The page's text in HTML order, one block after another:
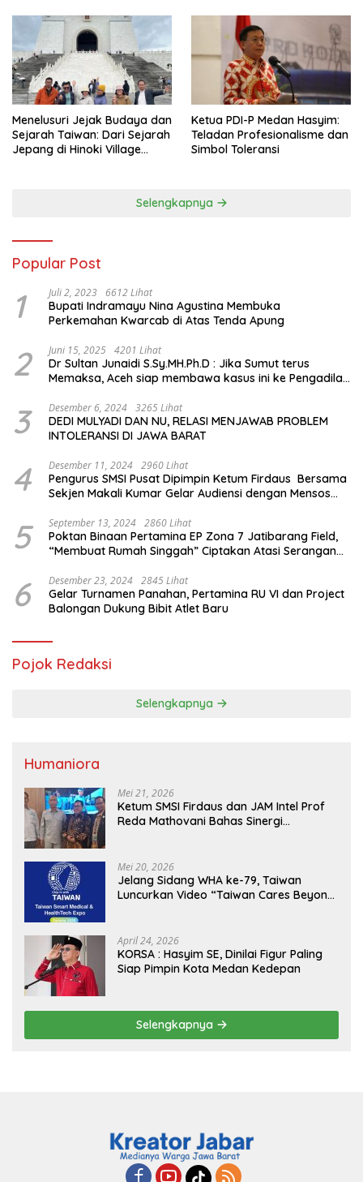
Menelusuri Jejak Budaya dan
Sejarah Taiwan: Dari Sejarah
Jepang di Hinoki Village
Ketua PDI-P Medan Hasyim:
Teladan Profesionalisme dan
Simbol Toleransi
Selengkapnya
Popular Post
1 Juli 2, 2023 6612 Lihat
Bupati Indramayu Nina Agustina Membuka
Perkemahan Kwarcab di Atas Tenda Apung
2 Juni 15, 2025 4201 Lihat
Dr Sultan Junaidi S.Sy.MH.Ph.D : Jika Sumut terus
Memaksa, Aceh siap membawa kasus ini ke Pengadilan
3 Desember 6, 2024 3265 Lihat
DEDI MULYADI DAN NU, RELASI MENJAWAB PROBLEM
INTOLERANSI DI JAWA BARAT
4 Desember 11, 2024 2960 Lihat
Pengurus SMSI Pusat Dipimpin Ketum Firdaus Bersama
Sekjen Makali Kumar Gelar Audiensi dengan Mensos
5 September 13, 2024 2860 Lihat
Poktan Binaan Pertamina EP Zona 7 Jatibarang Field,
“Membuat Rumah Singgah” Ciptakan Atasi Serangan
6 Desember 23, 2024 2845 Lihat
Gelar Turnamen Panahan, Pertamina RU VI dan Project
Balongan Dukung Bibit Atlet Baru
Pojok Redaksi
Selengkapnya
Humaniora
Mei 21, 2026
Ketum SMSI Firdaus dan JAM Intel Prof
Reda Mathovani Bahas Sinergi
MBG, Perkuat Pengawasan Program
Pemerintah
Mei 20, 2026
Jelang Sidang WHA ke-79, Taiwan
Luncurkan Video “Taiwan Cares Beyond
April 24, 2026
KORSA : Hasyim SE, Dinilai Figur Paling
Siap Pimpin Kota Medan Kedepan
Selengkapnya